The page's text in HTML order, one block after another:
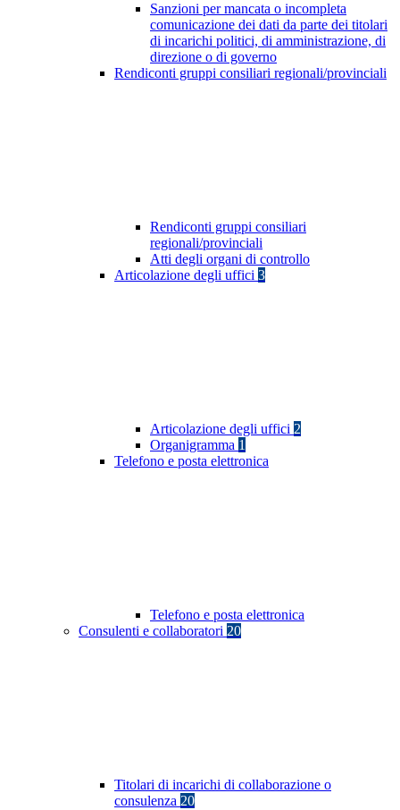
Sanzioni per mancata o incompleta
comunicazione dei dati da parte dei titolari
di incarichi politici, di amministrazione, di
direzione o di governo
Rendiconti gruppi consiliari regionali/provinciali
Rendiconti gruppi consiliari
regionali/provinciali
Atti degli organi di controllo
Articolazione degli uffici 3
Articolazione degli uffici 2
Organigramma 1
Telefono e posta elettronica
Telefono e posta elettronica
Consulenti e collaboratori 20
Titolari di incarichi di collaborazione o
consulenza 20